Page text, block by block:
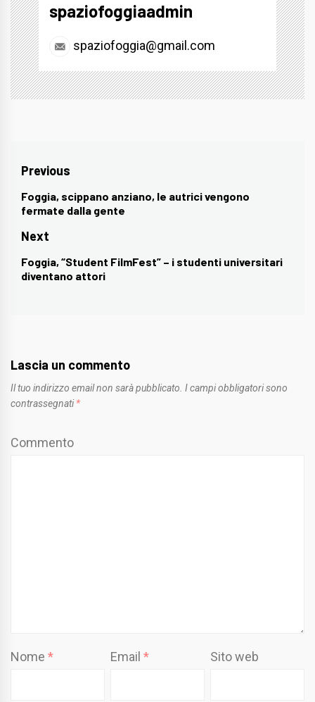
spaziofoggiaadmin
spaziofoggia@gmail.com
Navigazione
articoli
Previous
Previous
post:
Foggia, scippano anziano, le autrici vengono
fermate dalla gente
Next
Next
post:
Foggia, “Student FilmFest” – i studenti universitari
diventano attori
Lascia un commento
Il tuo indirizzo email non sarà pubblicato. I campi obbligatori sono
contrassegnati *
Commento
Nome * Email* Sito web